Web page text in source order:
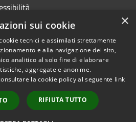
Copyright © 2026 • Città di
Montecchio Maggiore •
Powered byMunicipium •
Accesso redazione
×
sui cookie
tecnici e assimilati strettamente
e alla navigazione del sito,
analitico al solo fine di elaborare
aggregate e anonime.
la cookie policy al seguente link
RIFIUTA TUTTO